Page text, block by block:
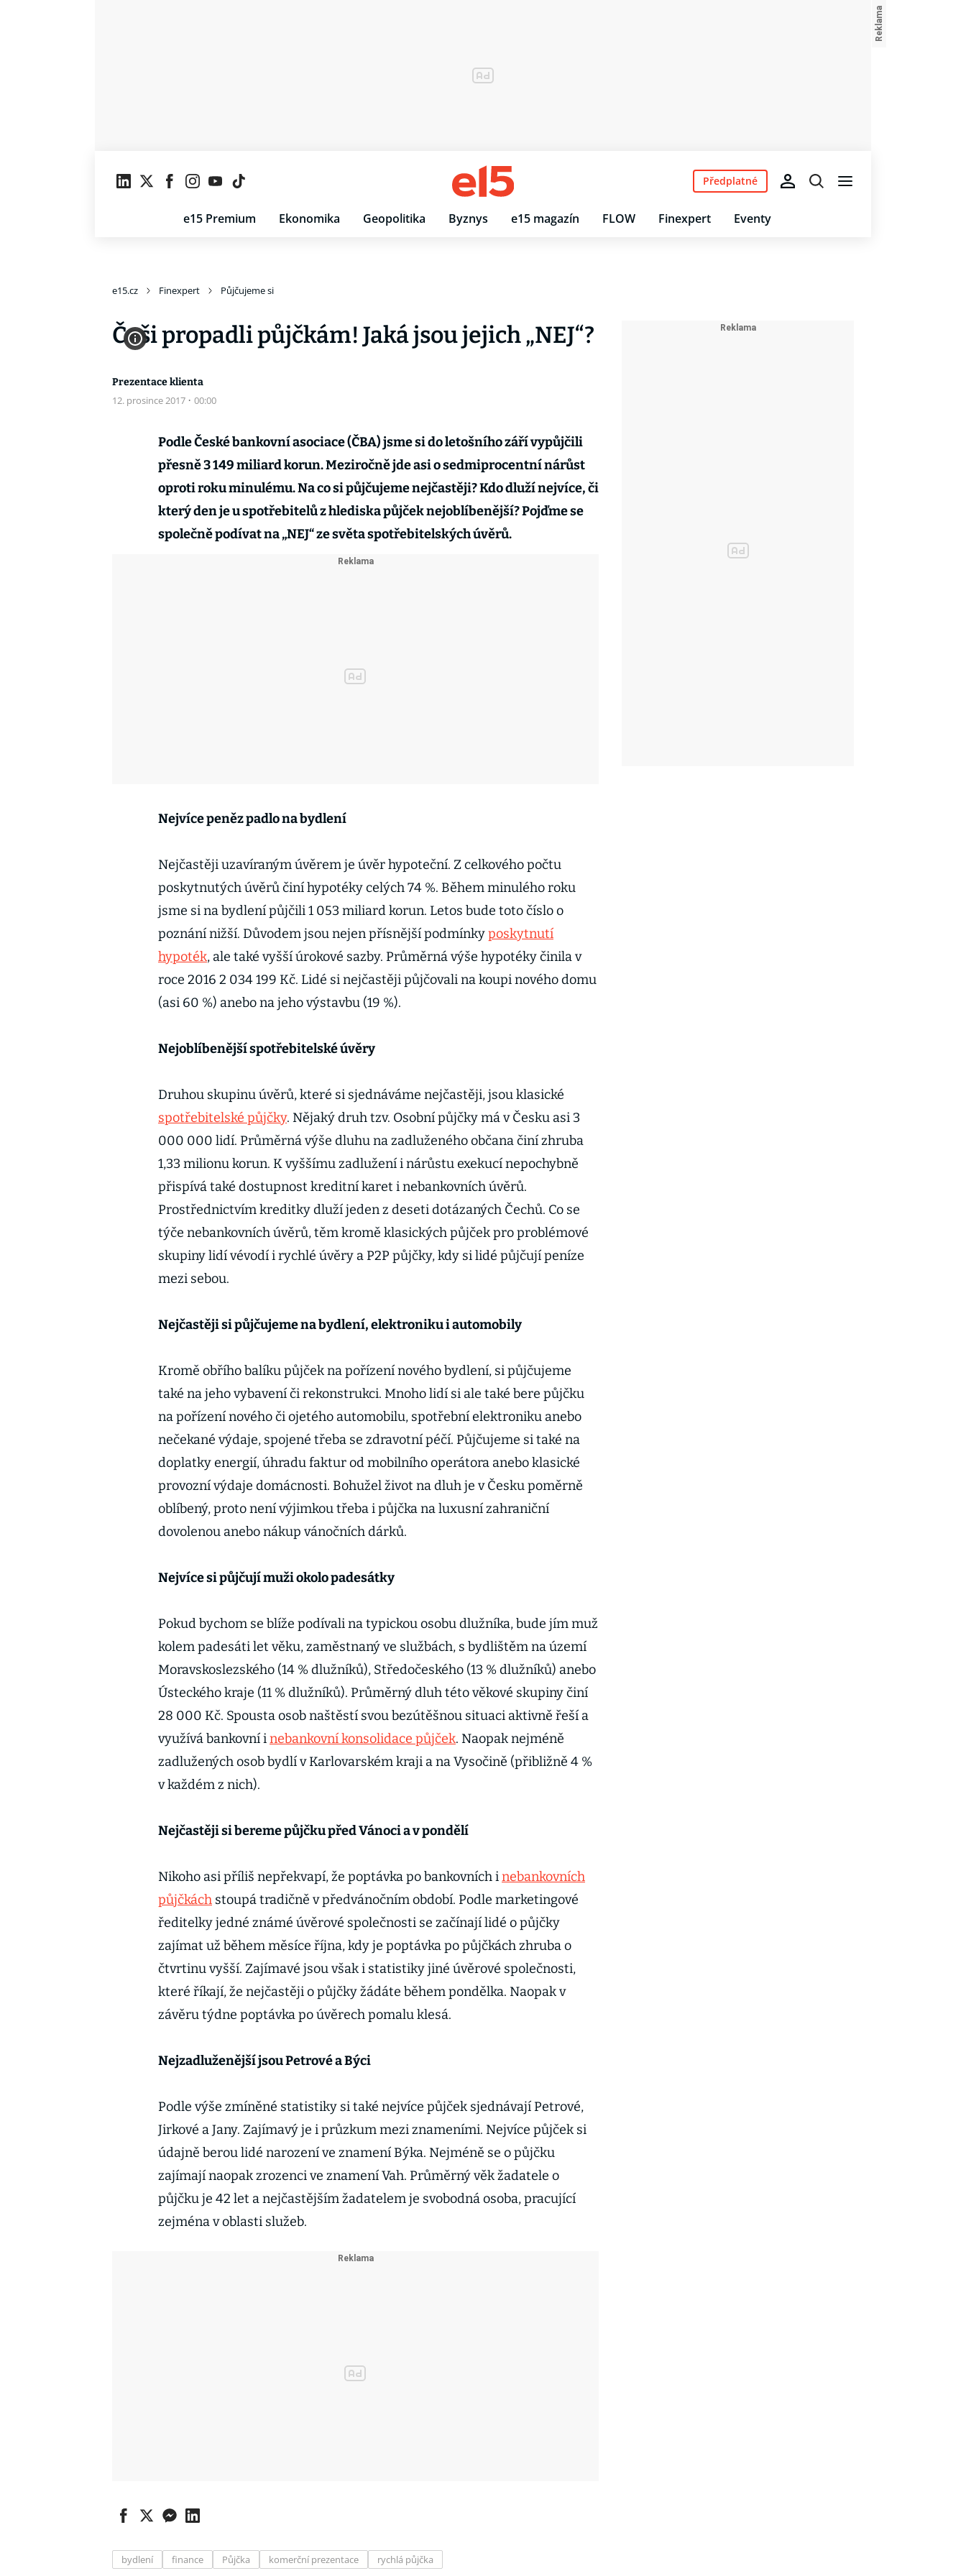
e15 Premium Ekonomika Geopolitika Byznys e15 magazín FLOW Finexpert Eventy
Předplatné
e15.cz Finexpert Půjčujeme si
Češi propadli půjčkám! Jaká jsou jejich „NEJ“?
Prezentace klienta
12. prosince 2017 · 00:00
Podle České bankovní asociace (ČBA) jsme si do letošního září vypůjčili
přesně 3 149 miliard korun. Meziročně jde asi o sedmiprocentní nárůst
oproti roku minulému. Na co si půjčujeme nejčastěji? Kdo dluží nejvíce, či
který den je u spotřebitelů z hlediska půjček nejoblíbenější? Pojďme se
společně podívat na „NEJ“ ze světa spotřebitelských úvěrů.
Nejvíce peněz padlo na bydlení
Nejčastěji uzavíraným úvěrem je úvěr hypoteční. Z celkového počtu
poskytnutých úvěrů činí hypotéky celých 74 %. Během minulého roku
jsme si na bydlení půjčili 1 053 miliard korun. Letos bude toto číslo o
poznání nižší. Důvodem jsou nejen přísnější podmínkyposkytnutí
hypoték, ale také vyšší úrokové sazby. Průměrná výše hypotéky činila v
roce 2016 2 034 199 Kč. Lidé si nejčastěji půjčovali na koupi nového domu
(asi 60 %) anebo na jeho výstavbu (19 %).
Nejoblíbenější spotřebitelské úvěry
Druhou skupinu úvěrů, které si sjednáváme nejčastěji, jsou klasické
spotřebitelské půjčky. Nějaký druh tzv. Osobní půjčky má v Česku asi 3
000 000 lidí. Průměrná výše dluhu na zadluženého občana činí zhruba
1,33 milionu korun. K vyššímu zadlužení i nárůstu exekucí nepochybně
přispívá také dostupnost kreditní karet i nebankovních úvěrů.
Prostřednictvím kreditky dluží jeden z deseti dotázaných Čechů. Co se
týče nebankovních úvěrů, těm kromě klasických půjček pro problémové
skupiny lidí vévodí i rychlé úvěry a P2P půjčky, kdy si lidé půjčují peníze
mezi sebou.
Nejčastěji si půjčujeme na bydlení, elektroniku i automobily
Kromě obřího balíku půjček na pořízení nového bydlení, si půjčujeme
také na jeho vybavení či rekonstrukci. Mnoho lidí si ale také bere půjčku
na pořízení nového či ojetého automobilu, spotřební elektroniku anebo
nečekané výdaje, spojené třeba se zdravotní péčí. Půjčujeme si také na
doplatky energií, úhradu faktur od mobilního operátora anebo klasické
provozní výdaje domácnosti. Bohužel život na dluh je v Česku poměrně
oblíbený, proto není výjimkou třeba i půjčka na luxusní zahraniční
dovolenou anebo nákup vánočních dárků.
Nejvíce si půjčují muži okolo padesátky
Pokud bychom se blíže podívali na typickou osobu dlužníka, bude jím muž
kolem padesáti let věku, zaměstnaný ve službách, s bydlištěm na území
Moravskoslezského (14 % dlužníků), Středočeského (13 % dlužníků) anebo
Ústeckého kraje (11 % dlužníků). Průměrný dluh této věkové skupiny činí
28 000 Kč. Spousta osob naštěstí svou bezútěšnou situaci aktivně řeší a
využívá bankovní inebankovní konsolidace půjček. Naopak nejméně
zadlužených osob bydlí v Karlovarském kraji a na Vysočině (přibližně 4 %
v každém z nich).
Nejčastěji si bereme půjčku před Vánoci a v pondělí
Nikoho asi příliš nepřekvapí, že poptávka po bankovních inebankovních
půjčkách stoupá tradičně v předvánočním období. Podle marketingové
ředitelky jedné známé úvěrové společnosti se začínají lidé o půjčky
zajímat už během měsíce října, kdy je poptávka po půjčkách zhruba o
čtvrtinu vyšší. Zajímavé jsou však i statistiky jiné úvěrové společnosti,
které říkají, že nejčastěji o půjčky žádáte během pondělka. Naopak v
závěru týdne poptávka po úvěrech pomalu klesá.
Nejzadluženější jsou Petrové a Býci
Podle výše zmíněné statistiky si také nejvíce půjček sjednávají Petrové,
Jirkové a Jany. Zajímavý je i průzkum mezi znameními. Nejvíce půjček si
údajně berou lidé narození ve znamení Býka. Nejméně se o půjčku
zajímají naopak zrozenci ve znamení Vah. Průměrný věk žadatele o
půjčku je 42 let a nejčastějším žadatelem je svobodná osoba, pracující
zejména v oblasti služeb.
bydlení finance Půjčka komerční prezentace rychlá půjčka